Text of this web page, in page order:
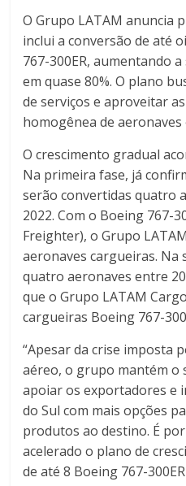
O Grupo LATAM anuncia
inclui a conversão de até
767-300ER, aumentando
em quase 80%. O plano
de serviços e aproveitar
homogênea de aeronaves
O crescimento gradual
Na primeira fase, já
serão convertidas quatro
2022. Com o Boeing 767-
Freighter), o Grupo
aeronaves cargueiras. Na
quatro aeronaves entre
que o Grupo LATAM
cargueiras Boeing 767-
“Apesar da crise imposta
aéreo, o grupo mantém o
apoiar os exportadores e
do Sul com mais opções
produtos ao destino. É
acelerado o plano de
de até 8 Boeing 767-